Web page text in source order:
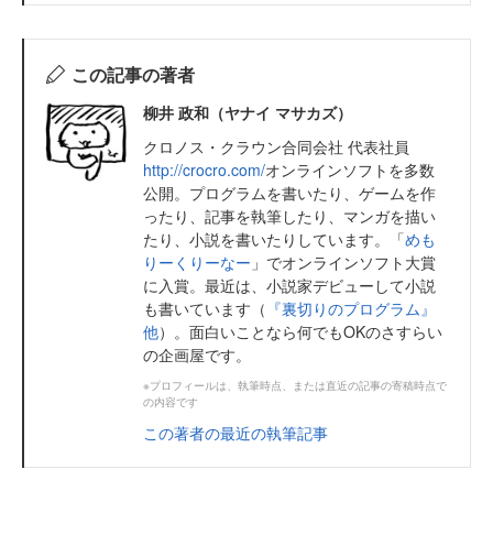
この記事の著者
柳井 政和（ヤナイ マサカズ）
クロノス・クラウン合同会社 代表社員
http://crocro.com/オンラインソフトを多数
公開。プログラムを書いたり、ゲームを作
ったり、記事を執筆したり、マンガを描い
たり、小説を書いたりしています。「めも
りーくりーなー 」でオンラインソフト大賞
に入賞。最近は、小説家デビューして小説
も書いています（ 『裏切りのプログラム』
他）。面白いことなら何でもOKのさすらい
の企画屋です。
※プロフィールは、執筆時点、または直近の記事の寄稿時点で
の内容です
この著者の最近の執筆記事